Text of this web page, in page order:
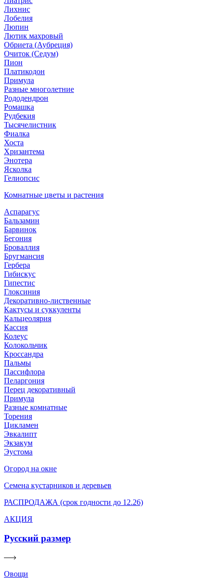
Лихнис
Лобелия
Люпин
Лютик махровый
Обриета (Аубреция)
Очиток (Седум)
Пион
Платикодон
Примула
Разные многолетние
Рододендрон
Ромашка
Рудбекия
Тысячелистник
Фиалка
Хоста
Хризантема
Энотера
Ясколка
Гелиопсис
Комнатные цветы и растения
Аспарагус
Бальзамин
Барвинок
Бегония
Броваллия
Бругмансия
Гербера
Гибискус
Гипестис
Глоксиния
Декоративно-лиственные
Кактусы и суккуленты
Кальцеолярия
Кассия
Колеус
Колокольчик
Кроссандра
Пальмы
Пассифлора
Пеларгония
Перец декоративный
Примула
Разные комнатные
Торения
Цикламен
Эвкалипт
Экзакум
Эустома
Огород на окне
Семена кустарников и деревьев
РАСПРОДАЖА (срок годности до 12.26)
АКЦИЯ
Русский размер
Овощи